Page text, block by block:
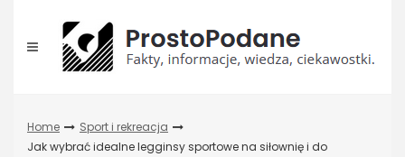
content
Home
Sport i rekreacja
Jak wybrać idealne legginsy sportowe na siłownię i do